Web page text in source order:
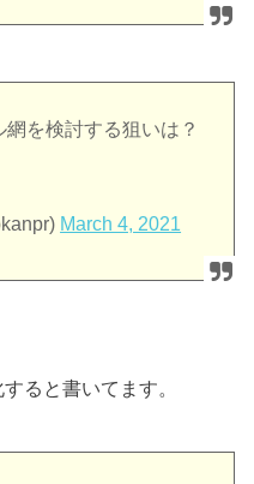
を検討する狙いは？
March 4, 2021
ると書いてます。